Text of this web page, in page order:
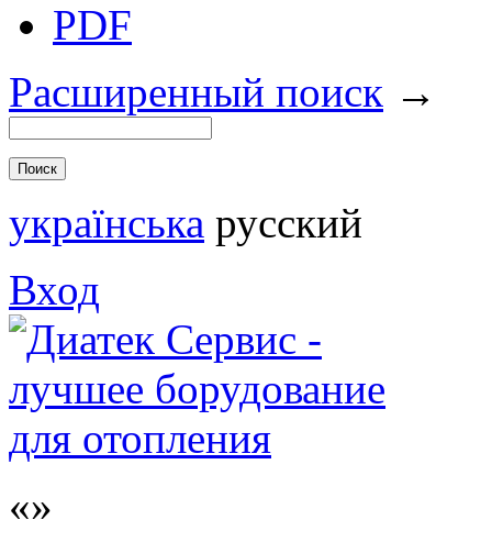
PDF
Расширенный поиск →
українська русский
Вход